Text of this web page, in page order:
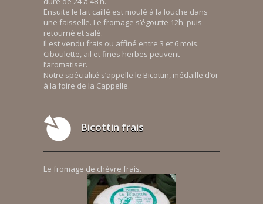
Ensuite le lait caillé est moulé à la louche dans
une faisselle. Le fromage s’égoutte 12h, puis
retourné et salé.
Il est vendu frais ou affiné entre 3 et 6 mois.
Ciboulette, ail et fines herbes peuvent
l’aromatiser.
Notre spécialité s’appelle le Bicottin, médaille d’or
à la foire de la Cappelle.
Bicottin frais
Le fromage de chèvre frais.